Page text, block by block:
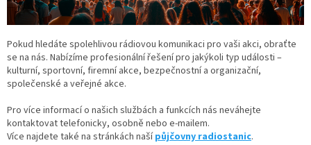
Pokud hledáte spolehlivou rádiovou komunikaci pro vaši akci, obraťte
se na nás. Nabízíme profesionální řešení pro jakýkoli typ události –
kulturní, sportovní, firemní akce, bezpečnostní a organizační,
společenské a veřejné akce.
Pro více informací o našich službách a funkcích nás neváhejte
kontaktovat telefonicky, osobně nebo e-mailem.
Více najdete také na stránkách naší půjčovny radiostanic.